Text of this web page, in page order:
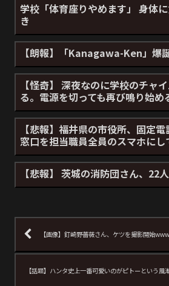
学校「体育座りやめます」 身体
き
【朗報】「Kanagawa-Ken」爆
【怪奇】 深夜なのに学校のチャ
る。電源を切っても再び鳴り始め
【悲報】福井県の市役所、固定
窓口を担当職員全員のスマホにし
【悲報】 茨城の消防団さん、22
【画像】釘崎野薔薇さん、ケツを撮影開始www
【話題】ハンタ史上一番可愛いのがピトーという風